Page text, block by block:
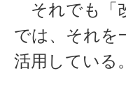
それでも「
では、それを
活用している。